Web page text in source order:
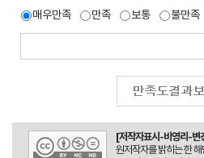
매우만족
만족 보통 불만족
[저작자표시-비영리-변
원저작자를 밝히는 한